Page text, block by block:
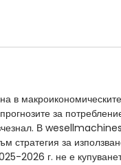
за
В
стратегия за
2026 г. не е